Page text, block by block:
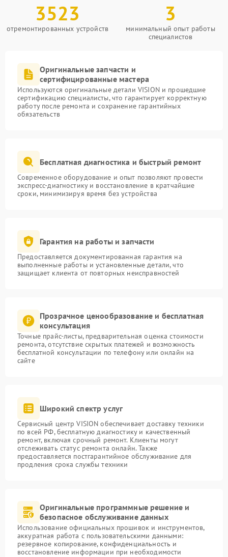
3523
отремонтированных устройств
3
минимальный опыт работы
специалистов
Оригинальные запчасти и
сертифицированные мастера
Используются оригинальные детали VISION и прошедшие
сертификацию специалисты, что гарантирует корректную
работу после ремонта и сохранение гарантийных
обязательств
Бесплатная диагностика и быстрый ремонт
Современное оборудование и опыт позволяют провести
экспресс-диагностику и восстановление в кратчайшие
сроки, минимизируя время без устройства
Гарантия на работы и запчасти
Предоставляется документированная гарантия на
выполненные работы и установленные детали, что
защищает клиента от повторных неисправностей
Прозрачное ценообразование и бесплатная
консультация
Точные прайс-листы, предварительная оценка стоимости
ремонта, отсутствие скрытых платежей и возможность
бесплатной консультации по телефону или онлайн на
сайте
Широкий спектр услуг
Сервисный центр VISION обеспечивает доставку техники
по всей РФ, бесплатную диагностику и качественный
ремонт, включая срочный ремонт. Клиенты могут
отслеживать статус ремонта онлайн. Также
предоставляется постгарантийное обслуживание для
продления срока службы техники
Оригинальные программные решение и
безопасное обслуживание данных
Использование официальных прошивок и инструментов,
аккуратная работа с пользовательскими данными:
резервное копирование, конфиденциальность и
восстановление информации при необходимости